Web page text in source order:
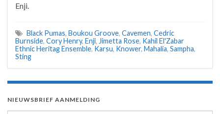
Enji.
Black Pumas, Boukou Groove, Cavemen, Cedric
Burnside, Cory Henry, Enji, Jimetta Rose, Kahil El'Zabar
Ethnic Heritag Ensemble, Karsu, Knower, Mahalia, Sampha,
Sting
NIEUWSBRIEF AANMELDING